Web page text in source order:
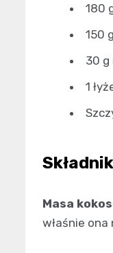
180
150
30 g
1
Masa
właśnie